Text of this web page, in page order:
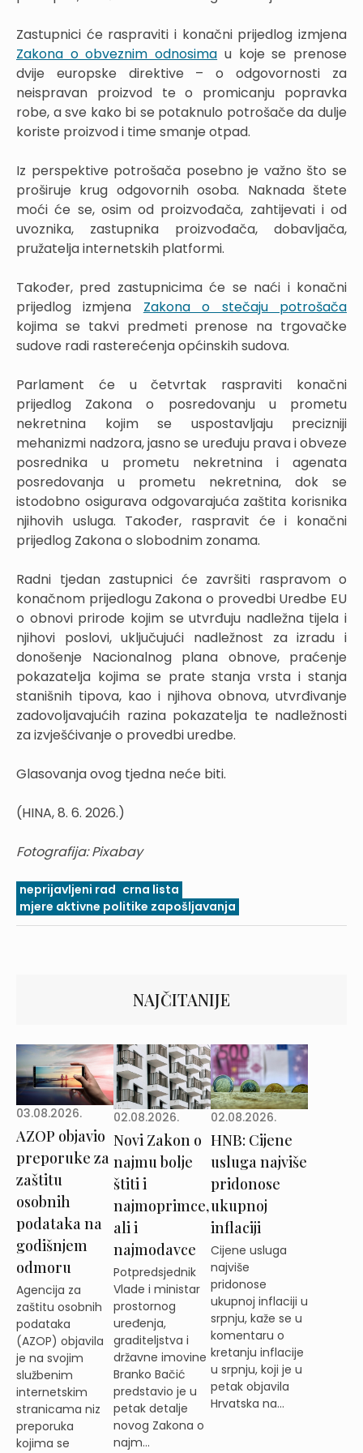
Zastupnici će raspraviti i konačni prijedlog izmjena
Zakona o obveznim odnosima u koje se prenose
dvije europske direktive – o odgovornosti za
neispravan proizvod te o promicanju popravka
robe, a sve kako bi se potaknulo potrošače da dulje
koriste proizvod i time smanje otpad.
Iz perspektive potrošača posebno je važno što se
proširuje krug odgovornih osoba. Naknada štete
moći će se, osim od proizvođača, zahtijevati i od
uvoznika, zastupnika proizvođača, dobavljača,
pružatelja internetskih platformi.
Također, pred zastupnicima će se naći i konačni
prijedlog izmjena Zakona o stečaju potrošača
kojima se takvi predmeti prenose na trgovačke
sudove radi rasterećenja općinskih sudova.
Parlament će u četvrtak raspraviti konačni
prijedlog Zakona o posredovanju u prometu
nekretnina kojim se uspostavljaju precizniji
mehanizmi nadzora, jasno se uređuju prava i obveze
posrednika u prometu nekretnina i agenata
posredovanja u prometu nekretnina, dok se
istodobno osigurava odgovarajuća zaštita korisnika
njihovih usluga. Također, raspravit će i konačni
prijedlog Zakona o slobodnim zonama.
Radni tjedan zastupnici će završiti raspravom o
konačnom prijedlogu Zakona o provedbi Uredbe EU
o obnovi prirode kojim se utvrđuju nadležna tijela i
njihovi poslovi, uključujući nadležnost za izradu i
donošenje Nacionalnog plana obnove, praćenje
pokazatelja kojima se prate stanja vrsta i stanja
stanišnih tipova, kao i njihova obnova, utvrđivanje
zadovoljavajućih razina pokazatelja te nadležnosti
za izvješćivanje o provedbi uredbe.
Glasovanja ovog tjedna neće biti.
(HINA, 8. 6. 2026.)
Fotografija: Pixabay
neprijavljeni rad crna lista
mjere aktivne politike zapošljavanja
NAJČITANIJE
03.08.2026.
AZOP objavio
preporuke za
zaštitu
osobnih
podataka na
godišnjem
odmoru
Agencija za
zaštitu osobnih
podataka
(AZOP) objavila
je na svojim
službenim
internetskim
stranicama niz
preporuka
kojima se
02.08.2026.
Novi Zakon o
najmu bolje
štiti i
najmoprimce,
ali i
najmodavce
Potpredsjednik
Vlade i ministar
prostornog
uređenja,
graditeljstva i
državne imovine
Branko Bačić
predstavio je u
petak detalje
novog Zakona o
najm...
02.08.2026.
HNB: Cijene
usluga najviše
pridonose
ukupnoj
inflaciji
Cijene usluga
najviše
pridonose
ukupnoj inflaciji u
srpnju, kaže se u
komentaru o
kretanju inflacije
u srpnju, koji je u
petak objavila
Hrvatska na...